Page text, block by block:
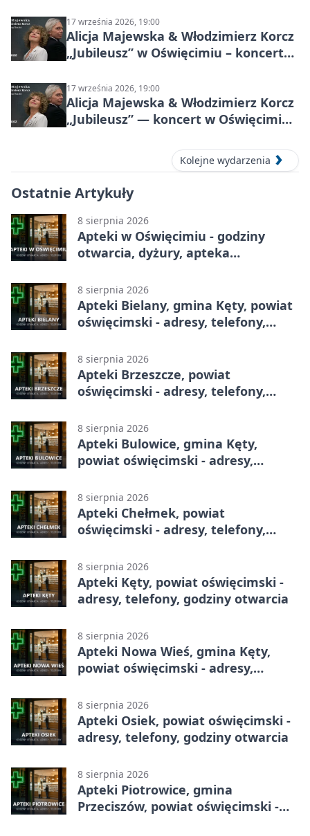
17 września 2026, 19:00
Alicja Majewska & Włodzimierz Korcz
„Jubileusz” w Oświęcimiu – koncert
17 września 2026, 19:00
Alicja Majewska & Włodzimierz Korcz
„Jubileusz” — koncert w Oświęcimiu,
Kolejne wydarzenia
Ostatnie Artykuły
8 sierpnia 2026
Apteki w Oświęcimiu - godziny
otwarcia, dyżury, apteka
8 sierpnia 2026
Apteki Bielany, gmina Kęty, powiat
oświęcimski - adresy, telefony,
8 sierpnia 2026
Apteki Brzeszcze, powiat
oświęcimski - adresy, telefony,
8 sierpnia 2026
Apteki Bulowice, gmina Kęty,
powiat oświęcimski - adresy,
8 sierpnia 2026
Apteki Chełmek, powiat
oświęcimski - adresy, telefony,
8 sierpnia 2026
Apteki Kęty, powiat oświęcimski -
adresy, telefony, godziny otwarcia
8 sierpnia 2026
Apteki Nowa Wieś, gmina Kęty,
powiat oświęcimski - adresy,
8 sierpnia 2026
Apteki Osiek, powiat oświęcimski -
adresy, telefony, godziny otwarcia
8 sierpnia 2026
Apteki Piotrowice, gmina
Przeciszów, powiat oświęcimski -